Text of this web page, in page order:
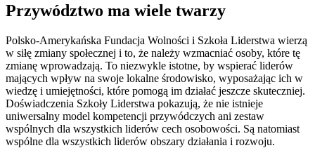
Przywództwo ma wiele twarzy
Polsko-Amerykańska Fundacja Wolności i Szkoła Liderstwa wierzą
w siłę zmiany społecznej i to, że należy wzmacniać osoby, które tę
zmianę wprowadzają. To niezwykle istotne, by wspierać liderów
mających wpływ na swoje lokalne środowisko, wyposażając ich w
wiedzę i umiejętności, które pomogą im działać jeszcze skuteczniej.
Doświadczenia Szkoły Liderstwa pokazują, że nie istnieje
uniwersalny model kompetencji przywódczych ani zestaw
wspólnych dla wszystkich liderów cech osobowości. Są natomiast
wspólne dla wszystkich liderów obszary działania i rozwoju.